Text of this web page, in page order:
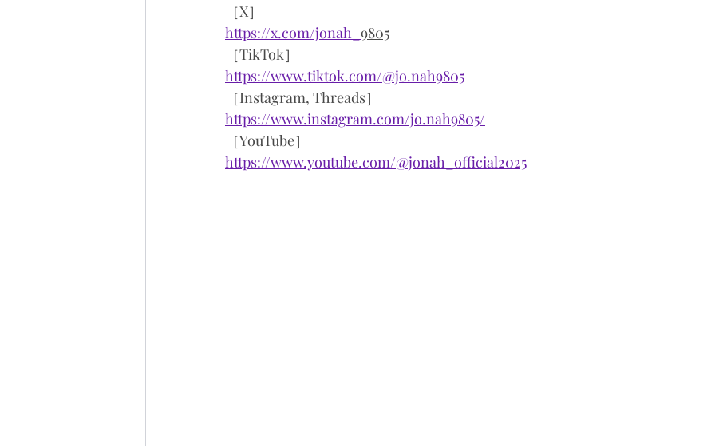
［X］
https://x.com/jonah_ 9805
［TikTok］
https://www.tiktok.com/@jo.nah9805
［Instagram, Threads］
https://www.instagram.com/jo.nah9805/
［YouTube］
https://www.youtube.com/@jonah_official2025